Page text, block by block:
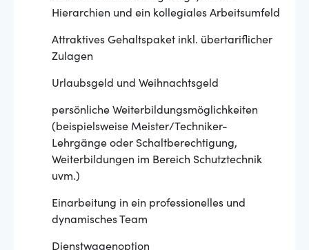
Hierarchien und ein kollegiales Arbeitsumfeld
Attraktives Gehaltspaket inkl. übertariflicher
Zulagen
Urlaubsgeld und Weihnachtsgeld
persönliche Weiterbildungsmöglichkeiten
(beispielsweise Meister/Techniker-
Lehrgänge oder Schaltberechtigung,
Weiterbildungen im Bereich Schutztechnik
uvm.)
Einarbeitung in ein professionelles und
dynamisches Team
Dienstwagenoption